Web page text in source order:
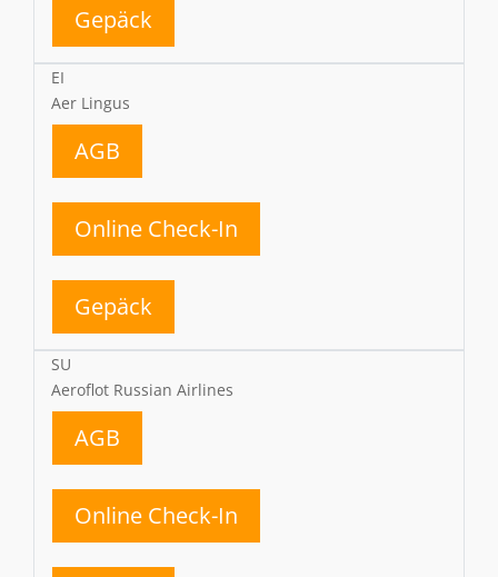
Gepäck
EI
Aer Lingus
AGB
Online Check-In
Gepäck
SU
Aeroflot Russian Airlines
AGB
Online Check-In